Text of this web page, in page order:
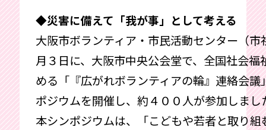
◆災害に備えて「我が事」として考える
大阪市ボランティア・市民活動センター（
月３日に、大阪市中央公会堂で、全国社会
める「『広がれボランティアの輪』連絡会
ポジウムを開催し、約４００人が参加しまし
本シンポジウムは、「こどもや若者と取り